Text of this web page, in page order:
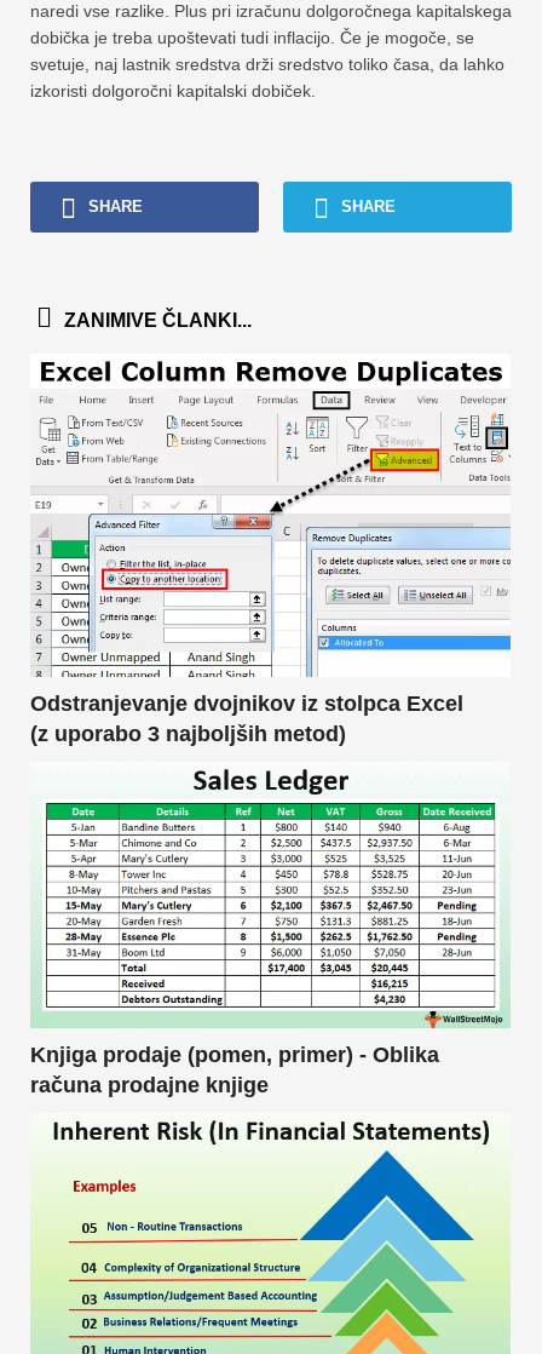
naredi vse razlike. Plus pri izračunu dolgoročnega kapitalskega
dobička je treba upoštevati tudi inflacijo. Če je mogoče, se
svetuje, naj lastnik sredstva drži sredstvo toliko časa, da lahko
izkoristi dolgoročni kapitalski dobiček.
SHARE SHARE
ZANIMIVE ČLANKI...
Odstranjevanje dvojnikov iz stolpca Excel
(z uporabo 3 najboljših metod)
Knjiga prodaje (pomen, primer) - Oblika
računa prodajne knjige